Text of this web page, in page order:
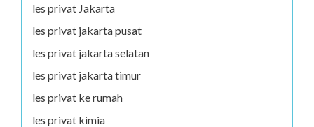
les privat Jakarta
les privat jakarta pusat
les privat jakarta selatan
les privat jakarta timur
les privat ke rumah
les privat kimia